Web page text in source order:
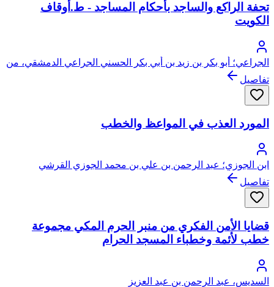
تحفة الراكع والساجد بأحكام المساجد - ط.أوقاف
الكويت
الجراعي؛ أبو بكر بن زيد بن أبي بكر الحسني الجراعي الدمشقي، من
ذرية الشيخ أحمد البدوي
تفاصيل
المورد العذب في المواعظ والخطب
ابن الجوزي؛ عبد الرحمن بن علي بن محمد الجوزي القرشي
البغدادي، أبو الفرج
تفاصيل
قضايا الأمن الفكري من منبر الحرم المكي مجموعة
خطب لأئمة وخطباء المسجد الحرام
السديس، عبد الرحمن بن عبد العزيز